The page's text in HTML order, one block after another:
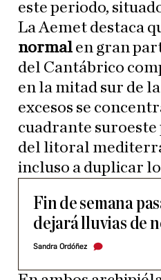
este periodo,
La Aemet destaca
normal en gran
del Cantábrico
en la mitad sur de
excesos se
cuadrante suroeste
del litoral
incluso a duplicar
Fin de semana
dejará lluvias de
Sandra Ordóñez